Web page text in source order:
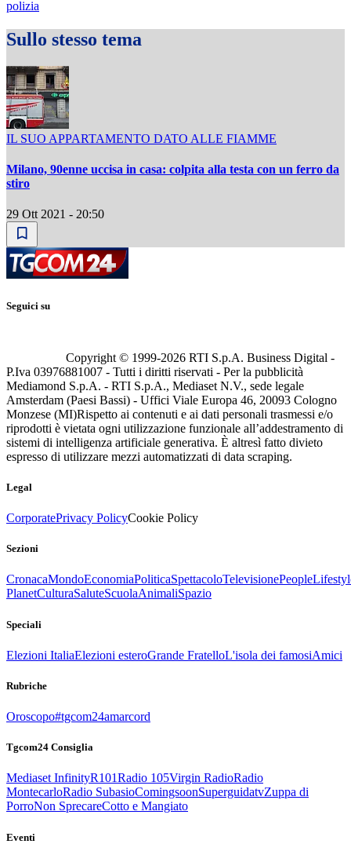
polizia
Sullo stesso tema
IL SUO APPARTAMENTO DATO ALLE FIAMME
Milano, 90enne uccisa in casa: colpita alla testa con un ferro da
stiro
29 Ott 2021 - 20:50
Seguici su
Copyright © 1999-2026 RTI S.p.A. Business Digital -
P.Iva 03976881007 - Tutti i diritti riservati - Per la pubblicità
Mediamond S.p.A. - RTI S.p.A., Mediaset N.V., sede legale
Amsterdam (Paesi Bassi) - Uffici Viale Europa 46, 20093 Cologno
Monzese (MI)Rispetto ai contenuti e ai dati personali trasmessi e/o
riprodotti è vietata ogni utilizzazione funzionale all’addestramento di
sistemi di intelligenza artificiale generativa. È altresì fatto divieto
espresso di utilizzare mezzi automatizzati di data scraping.
Legal
CorporatePrivacy PolicyCookie Policy
Sezioni
CronacaMondoEconomiaPoliticaSpettacoloTelevisionePeople
PlanetCulturaSaluteScuolaAnimaliSpazio
Speciali
Elezioni ItaliaElezioni esteroGrande FratelloL'isola dei famosiAmici
Rubriche
Oroscopo#tgcom24amarcord
Tgcom24 Consiglia
Mediaset InfinityR101Radio 105Virgin RadioRadio
MontecarloRadio SubasioComingsoonSuperguidatvZuppa di
PorroNon SprecareCotto e Mangiato
Eventi